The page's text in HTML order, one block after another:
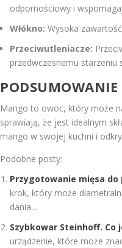
odpornościowy i
Włókno: Wysoka
Przeciwutleniacze:
przedwczesnemu starzeniu
PODSUMOWANIE
Mango to owoc, który może
sprawiają, że jest idealnym
mango w swojej kuchni i
Podobne posty:
Przygotowanie mięsa
krok, który może
dania...
Szybkowar Steinhoff.
urządzenie, które może